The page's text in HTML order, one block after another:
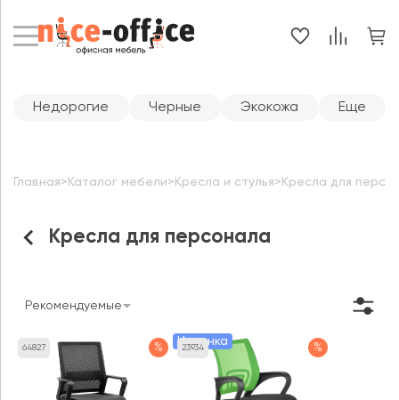
Кресла для персонала
Главная> Каталог мебели> Кресла и стулья> Кресла для
Недорогие Черные Экокожа Еще
Рекомендуемые
64827 % 23934
Новинка %